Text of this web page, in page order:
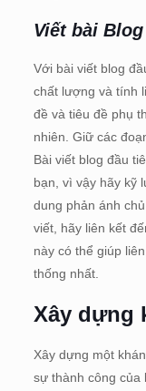
Viết bài
Với bài viết blog
chất lượng và tính
đề và tiêu đề phụ
nhiên. Giữ các
Bài viết blog đầu
bạn, vì vậy hãy kỹ
dung phản ánh
viết, hãy liên kết
này có thể giúp
thống nhất.
Xây dựng
Xây dựng một
sự thành công của